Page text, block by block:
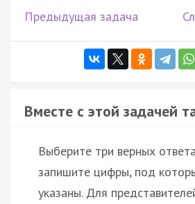
Предыдущая задача
Вместе с этой задачей
Выберите три верных
запишите цифры, под
указаны. Для